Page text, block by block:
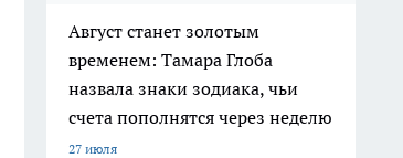
Август станет золотым
временем: Тамара Глоба
назвала знаки зодиака, чьи
счета пополнятся через неделю
27 июля